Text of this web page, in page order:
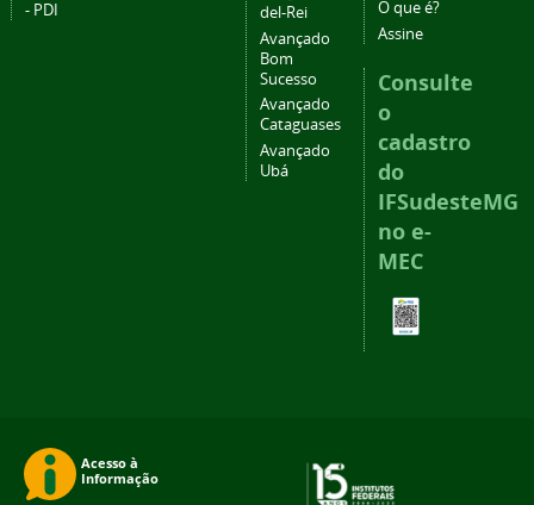
- PDI
del-Rei
Avançado
Bom
Sucesso
Avançado
Cataguases
Avançado
Ubá
O que é?
Assine
Consulte
o
cadastro
do
IFSudesteMG
no e-
MEC